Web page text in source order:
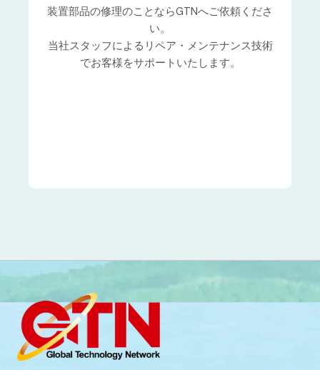
装置部品の修理のことならGTNへご依頼くださ
い。
当社スタッフによるリペア・メンテナンス技術
でお客様をサポートいたします。